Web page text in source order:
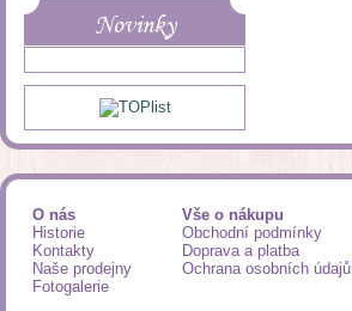
Novinky
O nás
Historie
Kontakty
Naše prodejny
Fotogalerie
Vše o nákupu
Obchodní podmínky
Doprava a platba
Ochrana osobních údajů